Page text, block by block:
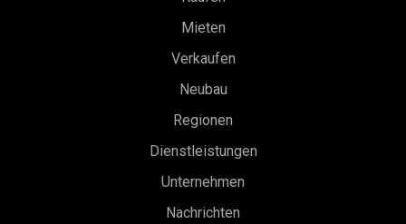
Mieten
Verkaufen
Neubau
Regionen
Dienstleistungen
Unternehmen
Nachrichten
Konfiguration speichern Alle akzeptieren